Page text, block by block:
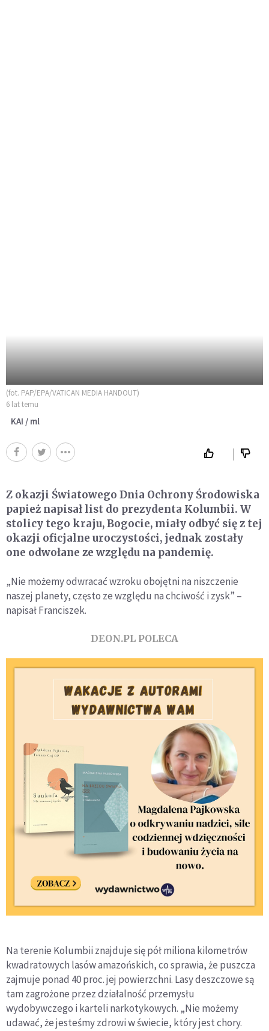
(fot. PAP/EPA/VATICAN MEDIA HANDOUT)
6 lat temu
KAI / ml
Z okazji Światowego Dnia Ochrony Środowiska
papież napisał list do prezydenta Kolumbii. W
stolicy tego kraju, Bogocie, miały odbyć się z tej
okazji oficjalne uroczystości, jednak zostały
one odwołane ze względu na pandemię.
„Nie możemy odwracać wzroku obojętni na niszczenie
naszej planety, często ze względu na chciwość i zysk” –
napisał Franciszek.
DEON.PL POLECA
Na terenie Kolumbii znajduje się pół miliona kilometrów
kwadratowych lasów amazońskich, co sprawia, że puszcza
zajmuje ponad 40 proc. jej powierzchni. Lasy deszczowe są
tam zagrożone przez działalność przemysłu
wydobywczego i karteli narkotykowych. „Nie możemy
udawać, że jesteśmy zdrowi w świecie, który jest chory.